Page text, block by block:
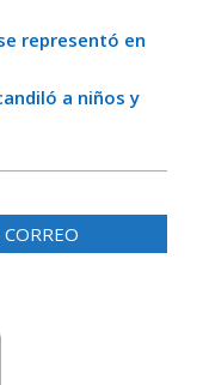
representó en
a niños y